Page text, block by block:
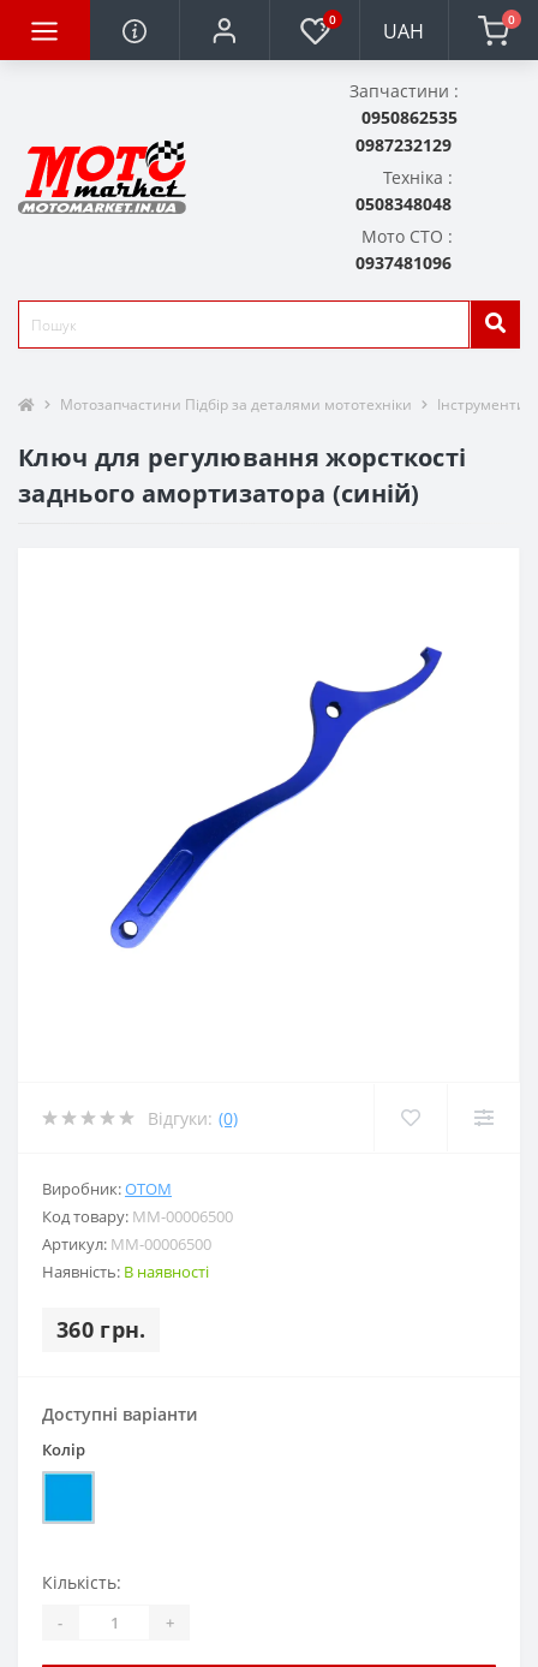
0 UAH 0
Запчастини :
0950862535
0987232129
Техніка :
0508348048
Мото СТО :
0937481096
Мотозапчастини Підбір за деталями мототехніки Інструменти
Ключ для регулювання жорсткості
заднього амортизатора (синій)
Відгуки: (0)
Виробник:OTOM
Код товару: MM-00006500
Артикул: MM-00006500
Наявність: В наявності
360 грн.
Доступні варіанти
Колір
Кількість:
- +